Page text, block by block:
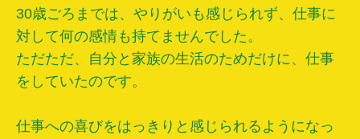
30歳ごろまでは、やりがいも感じられず、仕事に
対して何の感情も持てませんでした。
ただただ、自分と家族の生活のためだけに、仕事
をしていたのです。
仕事への喜びをはっきりと感じられるようになっ